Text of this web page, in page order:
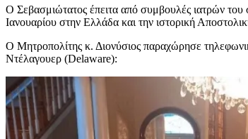
Ο Σεβασμιώτατος έπειτα από συμβουλές ιατρών
Ιανουαρίου στην Ελλάδα και την ιστορική
Ο Μητροπολίτης κ. Διονύσιος παραχώρησε
Ντέλαγουερ (Delaware):